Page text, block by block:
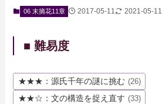
06 末摘花11章 2017-05-11 2021-05-11
■ 難易度
★★★：源氏千年の謎に挑む (26)
★★☆：文の構造を捉え直す (33)